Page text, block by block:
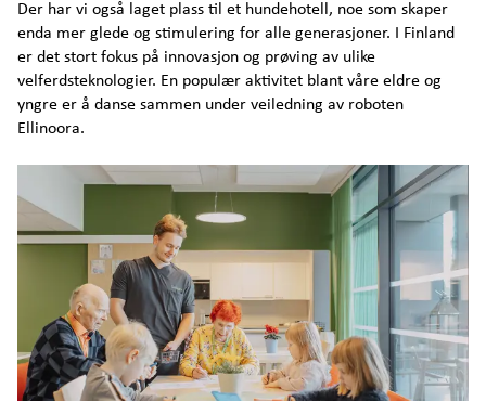
Der har vi også laget plass til et hundehotell, noe som skaper
enda mer glede og stimulering for alle generasjoner. I Finland
er det stort fokus på innovasjon og prøving av ulike
velferdsteknologier. En populær aktivitet blant våre eldre og
yngre er å danse sammen under veiledning av roboten
Ellinoora.